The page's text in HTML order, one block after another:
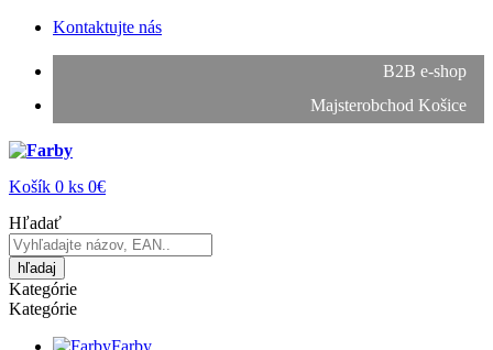
Kontaktujte nás
B2B e-shop
Majsterobchod Košice
Košík 0 ks 0€
Hľadať
hľadaj
Kategórie
Kategórie
Farby